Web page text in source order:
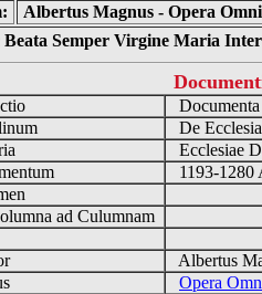
Albertus Magnus - Opera
Semper Virgine Maria
De
Ecclesiae
1193-1280
ad Culumnam
Albertus
Opera